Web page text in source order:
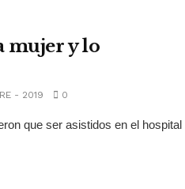
mujer y lo
- 2019 0
que ser asistidos en el hospital